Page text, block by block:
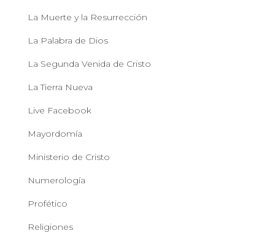
La Muerte y la Resurrección
La Palabra de Dios
La Segunda Venida de Cristo
La Tierra Nueva
Live Facebook
Mayordomía
Ministerio de Cristo
Numerología
Profético
Religiones